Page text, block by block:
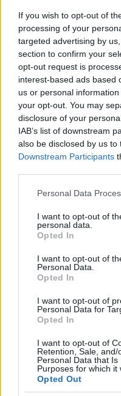
If you wish to opt-out of
processing of your
targeted advertising by
section to confirm your
opt-out request is
interest-based ads based
us or personal
your opt-out. You may
disclosure of your
IAB’s list of downstream
also be disclosed by us to
Downstream Participants
Please note that this
not limited to your visit or
grant or deny consent to
use your data for below
consent section.
Personal Data
I want to opt-out of
personal data.
Opted In
I want to opt-out of
Personal Data.
Opted In
I want to opt-out of
Personal Data for
Opted In
I want to opt-out of
Retention, Sale,
Personal Data that
Purposes for which it
Opted Out